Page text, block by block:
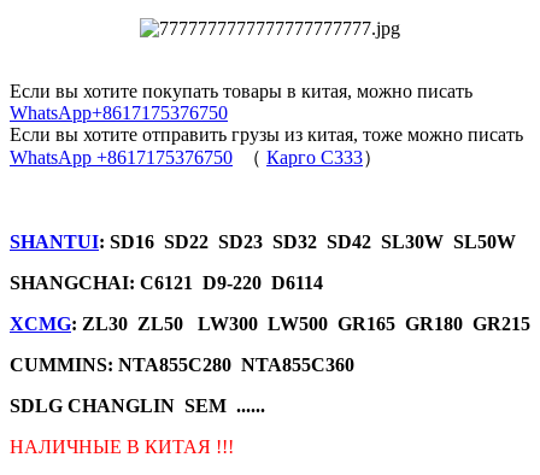
Если вы хотите покупать товары в китая, можно писать
WhatsApp+8617175376750
Если вы хотите отправить грузы из китая, тоже можно писать
WhatsApp +8617175376750 （ Карго C333）
SHANTUI: SD16 SD22 SD23 SD32 SD42 SL30W SL50W
SHANGCHAI: C6121 D9-220 D6114
XCMG: ZL30 ZL50 LW300 LW500 GR165 GR180 GR215
CUMMINS: NTA855C280 NTA855C360
SDLG CHANGLIN SEM ......
НАЛИЧНЫЕ В КИТАЯ !!!